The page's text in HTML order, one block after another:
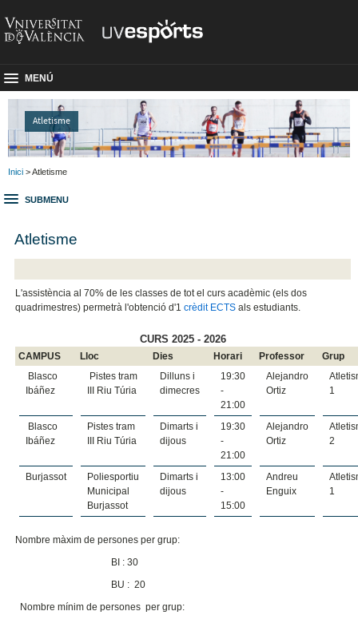
MENÚ
Atletisme
Inici > Atletisme
SUBMENU
Atletisme
L'assistència al 70% de les classes de tot el curs acadèmic (els dos
quadrimestres) permetrà l'obtenció d'1crèdit ECTS als estudiants.
CURS 2025 - 2026
CAMPUS Lloc Dies Horari Professor
Grup
Blasco
Ibáñez
Pistes tram
III Riu Túria
Dilluns i
dimecres
19:30
-
21:00
Alejandro
Ortiz
1
Blasco
Ibáñez
Pistes tram
III Riu Túria
Dimarts i
dijous
19:30
-
21:00
Alejandro
Ortiz
2
Burjassot
Poliesportiu
Municipal
Burjassot
Dimarts i
dijous
13:00
-
15:00
Andreu
Enguix
1
Nombre màxim de persones per grup:
BI : 30
BU : 20
Nombre mínim de persones per grup: